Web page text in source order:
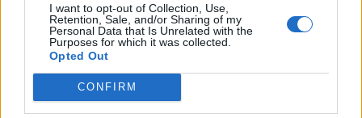
I want to opt-out of Collection, Use,
Retention, Sale, and/or Sharing of my
Personal Data that Is Unrelated with the
Purposes for which it was collected.
Opted Out
CONFIRM